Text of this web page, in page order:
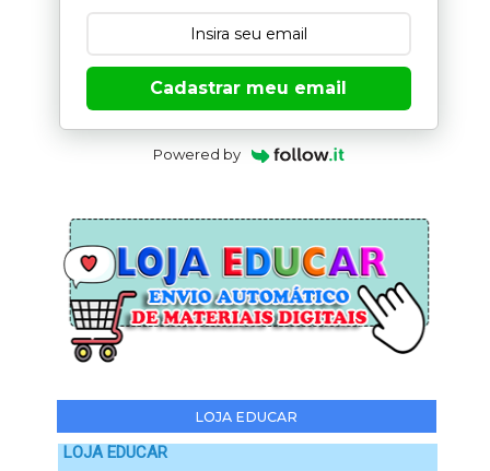
Cadastrar meu email
Powered by
LOJA EDUCAR
LOJA EDUCAR